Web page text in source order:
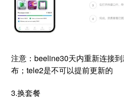
注意：beeline30天内重新连接
布；tele2是不可以提前更新的
3.换套餐